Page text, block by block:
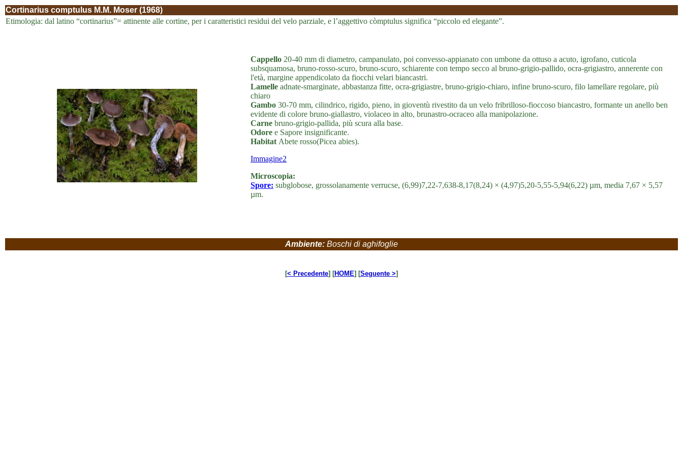
Cortinarius comptulus M.M. Moser (1968)
Etimologia: dal latino “cortinarius”= attinente alle cortine, per i caratteristici residui del velo parziale, e l’aggettivo còmptulus significa “piccolo ed elegante”.
Cappello 20-40 mm di diametro, campanulato, poi convesso-appianato con umbone da ottuso a acuto, igrofano, cuticola
subsquamosa, bruno-rosso-scuro, bruno-scuro, schiarente con tempo secco al bruno-grigio-pallido, ocra-grigiastro, annerente con
l'età, margine appendicolato da fiocchi velari biancastri.
Lamelle adnate-smarginate, abbastanza fitte, ocra-grigiastre, bruno-grigio-chiaro, infine bruno-scuro, filo lamellare regolare, più
chiaro
Gambo 30-70 mm, cilindrico, rigido, pieno, in gioventù rivestito da un velo fribrilloso-fioccoso biancastro, formante un anello ben
evidente di colore bruno-giallastro, violaceo in alto, brunastro-ocraceo alla manipolazione.
Carne bruno-grigio-pallida, più scura alla base.
Odore e Sapore insignificante.
Habitat Abete rosso(Picea abies).
Immagine2
Microscopia:
Spore: subglobose, grossolanamente verrucse, (6,99)7,22-7,638-8,17(8,24) × (4,97)5,20-5,55-5,94(6,22) µm, media 7,67 × 5,57
µm.
Ambiente: Boschi di aghifoglie
[< Precedente] [HOME] [Seguente >]